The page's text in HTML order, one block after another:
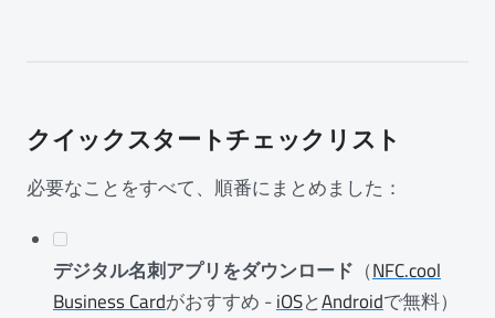
クイックスタートチェックリスト
必要なことをすべて、順番にまとめました：
デジタル名刺アプリをダウンロード （NFC.cool
Business Cardがおすすめ -iOSとAndroidで無料）